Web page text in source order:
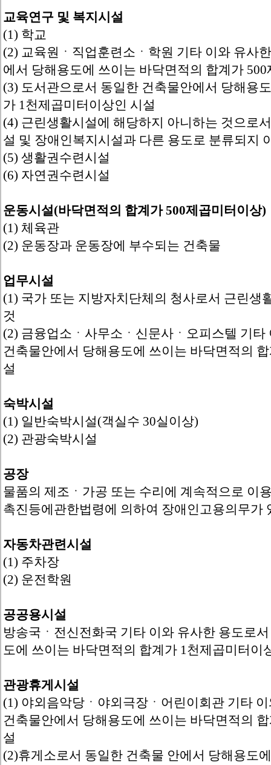
교육연구 및 복지시설
(1) 학교
(2) 교육원ㆍ직업훈련소ㆍ학원 기타 이와 유사
에서 당해용도에 쓰이는 바닥면적의 합계가
(3) 도서관으로서 동일한 건축물안에서 당해용
가 1천제곱미터이상인 시설
(4) 근린생활시설에 해당하지 아니하는 것으로
설 및 장애인복지시설과 다른 용도로 분류되지
(5) 생활권수련시설
(6) 자연권수련시설
운동시설(바닥면적의 합계가 500제곱미터이상)
(1) 체육관
(2) 운동장과 운동장에 부수되는 건축물
업무시설
(1) 국가 또는 지방자치단체의 청사로서 근린생
것
(2) 금융업소ㆍ사무소ㆍ신문사ㆍ오피스텔 기
건축물안에서 당해용도에 쓰이는 바닥면적의
설
숙박시설
(1) 일반숙박시설(객실수 30실이상)
(2) 관광숙박시설
공장
물품의 제조ㆍ가공 또는 수리에 계속적으로 이
촉진등에관한법령에 의하여 장애인고용의무가
자동차관련시설
(1) 주차장
(2) 운전학원
공공용시설
방송국ㆍ전신전화국 기타 이와 유사한 용도로
도에 쓰이는 바닥면적의 합계가 1천제곱미터이
관광휴게시설
(1) 야외음악당ㆍ야외극장ㆍ어린이회관 기타
건축물안에서 당해용도에 쓰이는 바닥면적의
설
(2)휴게소로서 동일한 건축물 안에서 당해용도